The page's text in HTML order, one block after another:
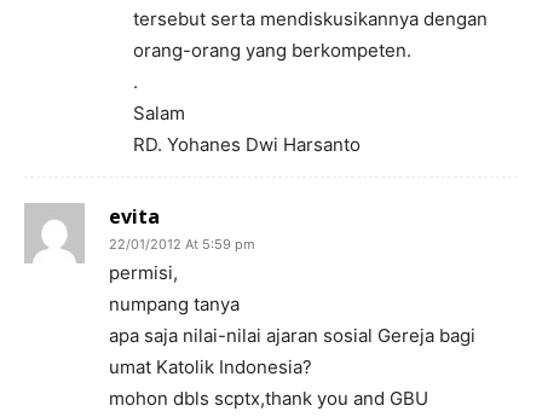
tersebut serta mendiskusikannya dengan
orang-orang yang berkompeten.
.
Salam
RD. Yohanes Dwi Harsanto
evita
22/01/2012 At 5:59 pm
permisi,
numpang tanya
apa saja nilai-nilai ajaran sosial Gereja bagi
umat Katolik Indonesia?
mohon dbls scptx,thank you and GBU